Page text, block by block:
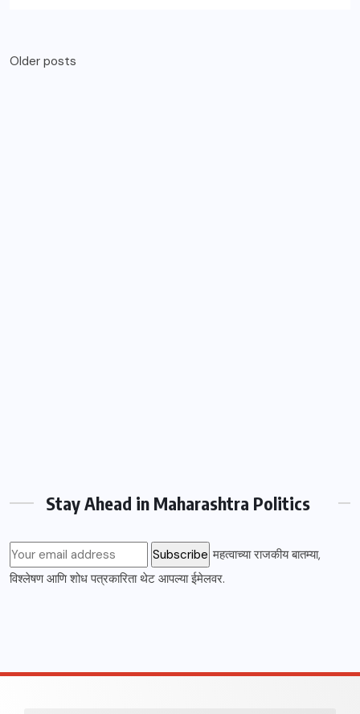
Older posts
Stay Ahead in Maharashtra Politics
महत्वाच्या राजकीय बातम्या,
विश्लेषण आणि शोध पत्रकारिता थेट आपल्या ईमेलवर.